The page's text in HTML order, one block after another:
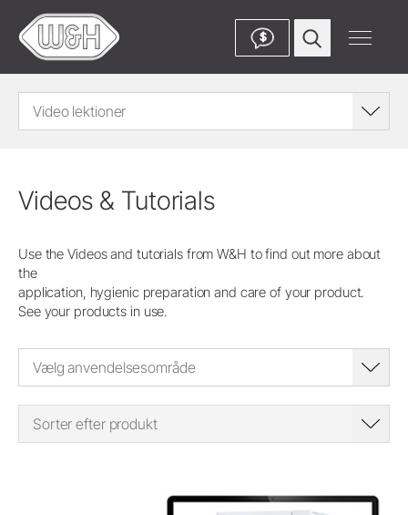
$
Video lektioner
Videos & Tutorials
Use the Videos and tutorials from W&H to find out more about
the
application, hygienic preparation and care of your product.
See your products in use.
Vælg anvendelsesområde
Sorter efter produkt